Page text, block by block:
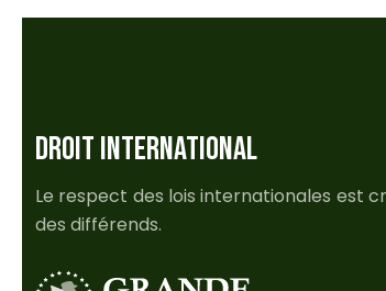
DROIT INTERNATIONAL
Le respect des lois internationales est
des différends.